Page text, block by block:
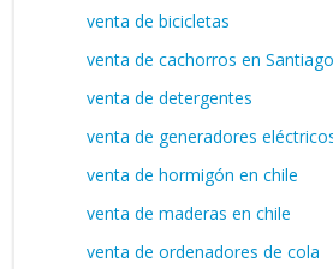
venta de bicicletas
venta de cachorros en Santiago
venta de detergentes
venta de generadores
venta de hormigón en chile
venta de maderas en chile
venta de ordenadores de cola